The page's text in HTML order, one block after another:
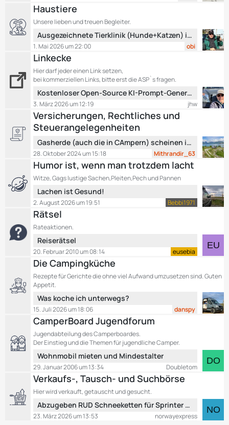
g
e
t
z
t
B
e
i
t
g
e
Haustiere
Unsere lieben und treuen Begleiter.
e
t
z
t
e
e
i
t
g
e
Ausgezeichnete Tierklinik (Hunde+Katzen) in Region Verona-Vicenza
obi
1. Mai 2026 um 22:00
Linkecke
Hier darf jeder einen Link setzen,
bei kommerziellen Links, bitte erst die ASP`s fragen.
e
t
z
t
B
e
t
ä
g
e
Kostenloser Open-Source KI-Prompt-Generator für Wohnmobil-Routen – Keine versteckten Kosten!
jhw
3. März 2026 um 12:19
Versicherungen, Rechtliches und
Steuerangelegenheiten
e
t
z
t
B
e
i
ä
g
e
Gasherde (auch die in CAmpern) scheinen in hohem Maße gesundheitschädlich zu sein.
Mithrandir_63
28. Oktober 2024 um 15:18
Humor ist, wenn man trotzdem lacht
Witze, Gags lustige Sachen,Pleiten,Pech und Pannen
e
t
z
t
B
e
i
t
g
e
Lachen ist Gesund!
Bebbi1971
2. August 2026 um 19:51
Rätsel
Rateaktionen.
e
t
z
t
e
e
i
t
r
e
Reiserätsel
eusebia
20. Februar 2010 um 08:14
Die Campingküche
Rezepte für Gerichte die ohne viel Aufwand umzusetzen sind. Guten
Appetit.
e
t
z
t
e
e
i
t
g
Was koche ich unterwegs?
danspy
15. Juli 2026 um 18:06
CamperBoard Jugendforum
Jugendabteilung des Camperboardes.
Der Einstieg und die Themen für jugendliche Camper.
e
t
z
t
B
Wohnmobil mieten und Mindestalter
Doubletom
29. Januar 2006 um 13:34
Verkaufs-, Tausch- und Suchbörse
Hier wird verkauft, getauscht und gesucht.
e
Abzugeben RUD Schneeketten für Sprinter über 5 T
norwayexpress
23. März 2026 um 13:53